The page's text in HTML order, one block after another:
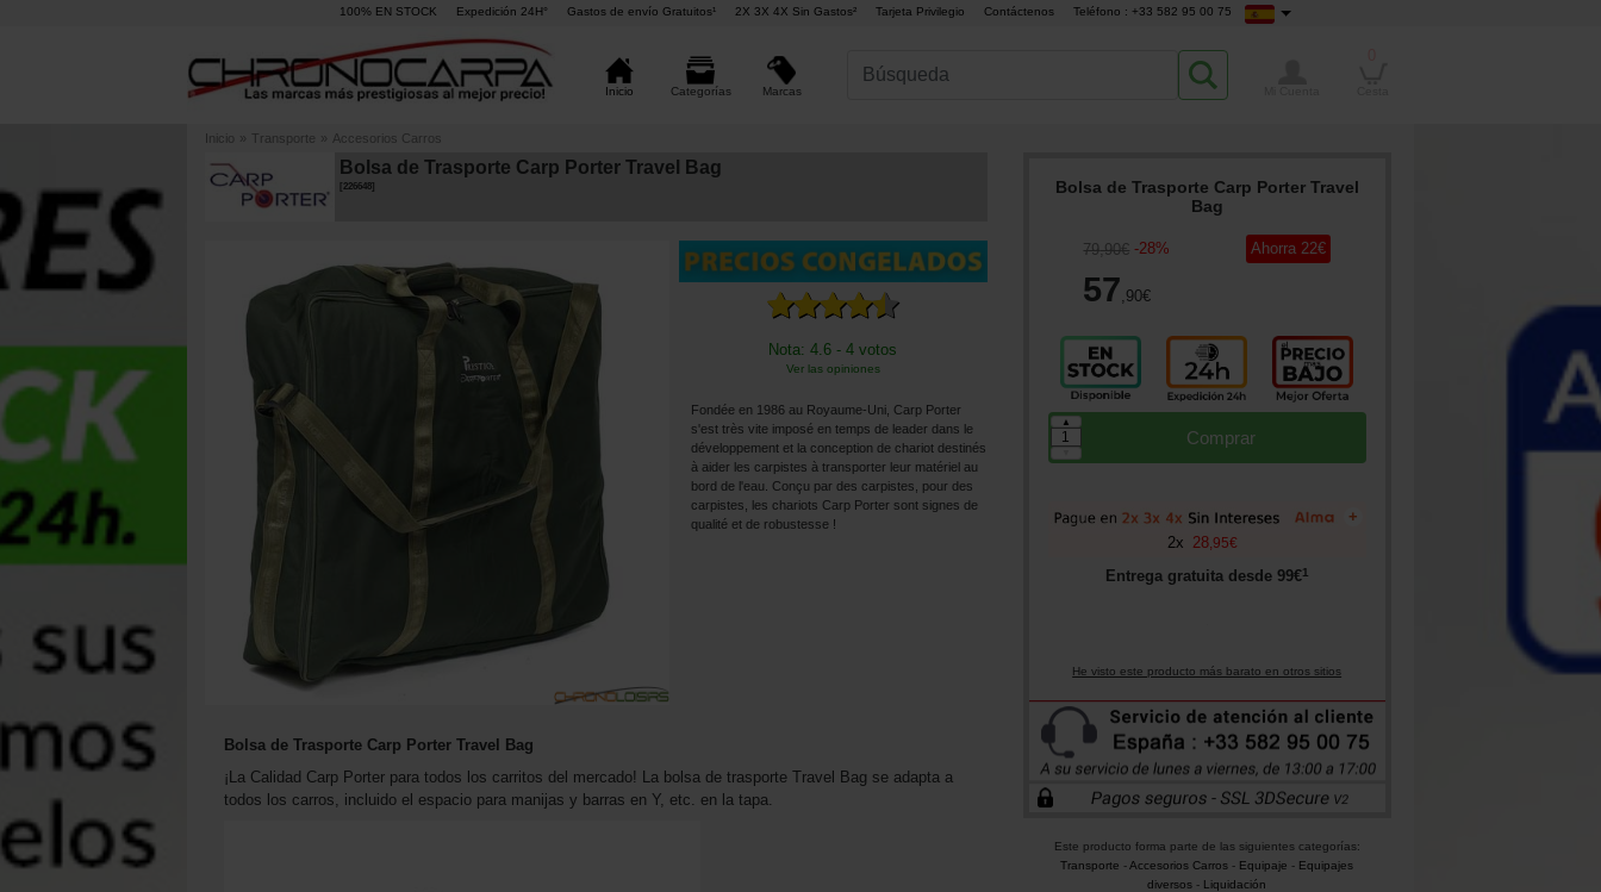
100% EN STOCK Expedición 24H° Gastos de envío Gratuitos¹ 2X 3X 4X Sin Gastos² Tarjeta Privilegio Contáctenos Teléfono : +33 582 95 00 75
Inicio Categorías Marcas
Inicio » Transporte » Accesorios Carros
Bolsa de Trasporte Carp Porter Travel Bag
226648]
Nota: 4.6 - 4 votos
Ver las opiniones
Fondée en 1986 au Royaume-Uni, Carp Porter
s'est très vite imposé en temps de leader dans le
développement et la conception de chariot destinés
à aider les carpistes à transporter leur matériel au
bord de l'eau. Conçu par des carpistes, pour des
carpistes, les chariots Carp Porter sont signes de
qualité et de robustesse !
Bolsa de Trasporte Carp Porter Travel
Bag
79,90€ -28%
57,90€
Ahorra 22€
Comprar
▲
+
2x 28 95€
Entrega gratuita desde 99€1
He visto este producto más barato en otros sitios
Este producto forma parte de las siguientes categorías:
Transporte -Accesorios Carros - Equipaje - Equipajes
diversos - Liquidación
Bolsa de Trasporte Carp Porter Travel Bag
¡La Calidad Carp Porter para todos los carritos del mercado! La bolsa de trasporte Travel Bag se adapta a
todos los carros, incluido el espacio para manijas y barras en Y, etc. en la tapa.